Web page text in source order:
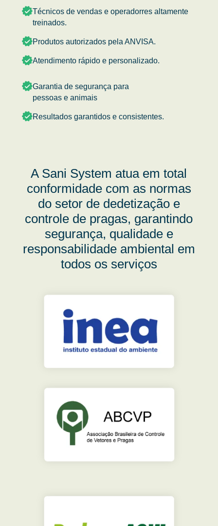
Técnicos de vendas e operadorres altamente
treinados.
Produtos autorizados pela ANVISA.
Atendimento rápido e personalizado.
Garantia de segurança para
pessoas e animais
Resultados garantidos e consistentes.
A Sani System atua em total
conformidade com as normas
do setor de dedetização e
controle de pragas, garantindo
segurança, qualidade e
responsabilidade ambiental em
todos os serviços